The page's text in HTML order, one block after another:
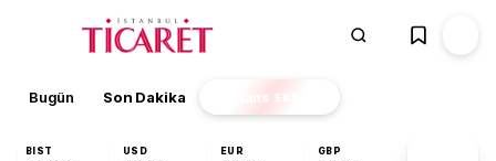
Bugün Son Dakika Finans EKSTRA
BIST USD EUR GBP